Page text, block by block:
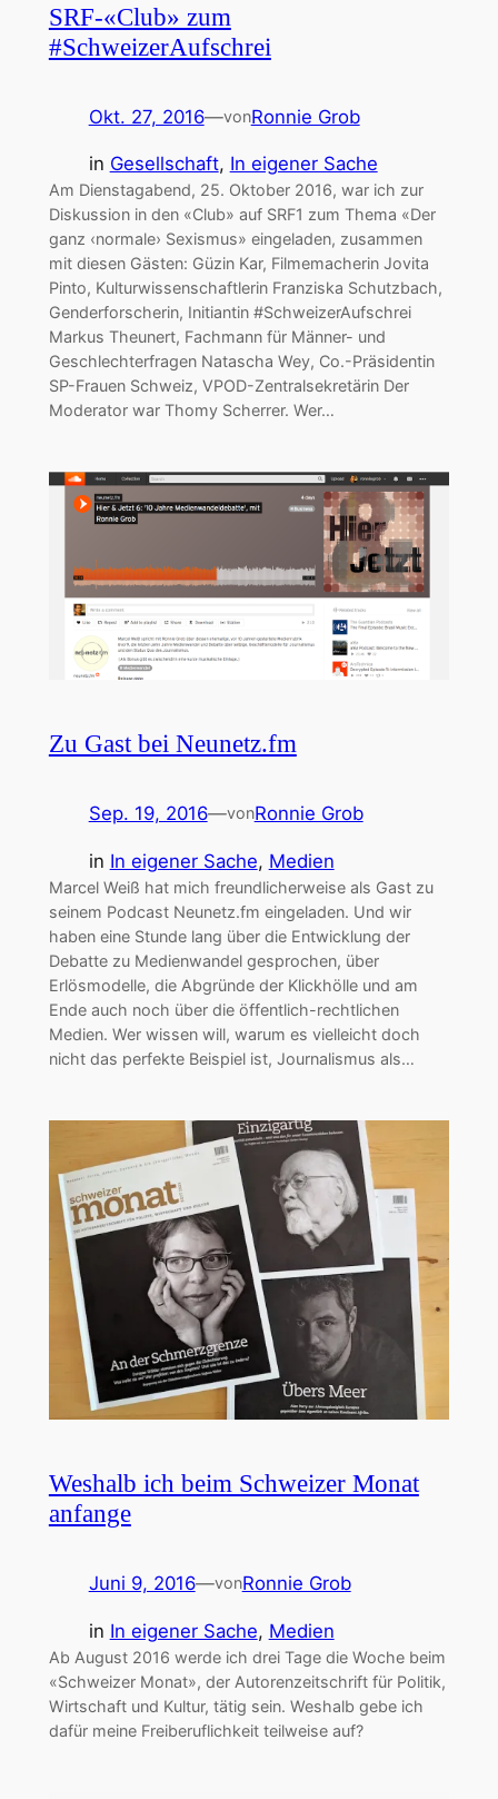
SRF-«Club» zum
#SchweizerAufschrei
Okt. 27, 2016—vonRonnie Grob
in Gesellschaft, In eigener Sache
Am Dienstagabend, 25. Oktober 2016, war ich zur
Diskussion in den «Club» auf SRF1 zum Thema «Der
ganz ‹normale› Sexismus» eingeladen, zusammen
mit diesen Gästen: Güzin Kar, Filmemacherin Jovita
Pinto, Kulturwissenschaftlerin Franziska Schutzbach,
Genderforscherin, Initiantin #SchweizerAufschrei
Markus Theunert, Fachmann für Männer- und
Geschlechterfragen Natascha Wey, Co.-Präsidentin
SP-Frauen Schweiz, VPOD-Zentralsekretärin Der
Moderator war Thomy Scherrer. Wer…
Zu Gast bei Neunetz.fm
Sep. 19, 2016—vonRonnie Grob
in In eigener Sache, Medien
Marcel Weiß hat mich freundlicherweise als Gast zu
seinem Podcast Neunetz.fm eingeladen. Und wir
haben eine Stunde lang über die Entwicklung der
Debatte zu Medienwandel gesprochen, über
Erlösmodelle, die Abgründe der Klickhölle und am
Ende auch noch über die öffentlich-rechtlichen
Medien. Wer wissen will, warum es vielleicht doch
nicht das perfekte Beispiel ist, Journalismus als…
Weshalb ich beim Schweizer Monat
anfange
Juni 9, 2016—vonRonnie Grob
in In eigener Sache, Medien
Ab August 2016 werde ich drei Tage die Woche beim
«Schweizer Monat», der Autorenzeitschrift für Politik,
Wirtschaft und Kultur, tätig sein. Weshalb gebe ich
dafür meine Freiberuflichkeit teilweise auf?